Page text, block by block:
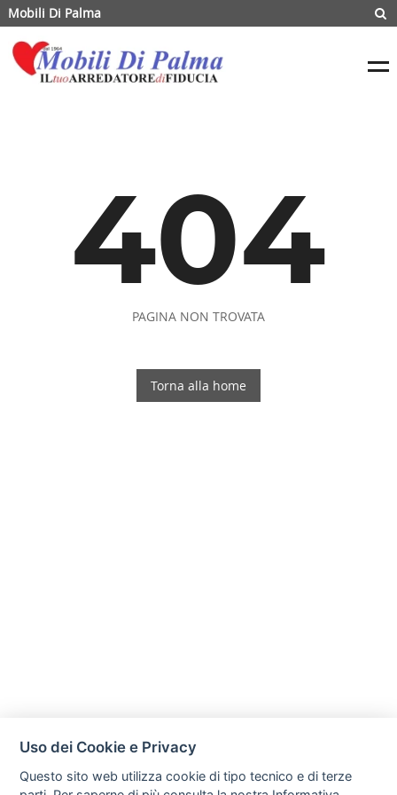
Mobili Di Palma
404
PAGINA NON TROVATA
Torna alla home
Uso dei Cookie e Privacy
Questo sito web utilizza cookie di tipo tecnico e di terze